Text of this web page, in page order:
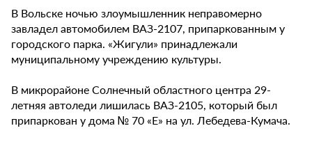
В Вольске ночью злоумышленник неправомерно
завладел автомобилем ВАЗ-2107, припаркованным у
городского парка. «Жигули» принадлежали
муниципальному учреждению культуры.
В микрорайоне Солнечный областного центра 29-
летняя автоледи лишилась ВАЗ-2105, который был
припаркован у дома № 70 «Е» на ул. Лебедева-Кумача.